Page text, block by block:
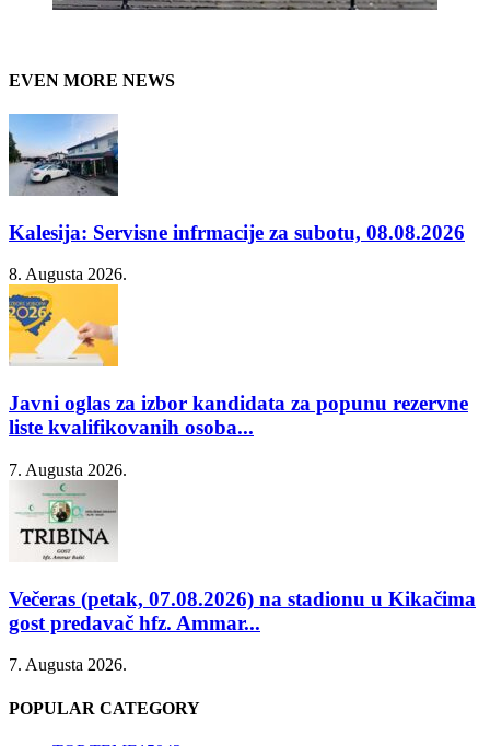
EVEN MORE NEWS
Kalesija: Servisne infrmacije za subotu, 08.08.2026
8. Augusta 2026.
Javni oglas za izbor kandidata za popunu rezervne
liste kvalifikovanih osoba...
7. Augusta 2026.
Večeras (petak, 07.08.2026) na stadionu u Kikačima
gost predavač hfz. Ammar...
7. Augusta 2026.
POPULAR CATEGORY